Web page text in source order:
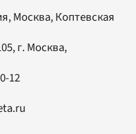
Москва, Коптевская
, г. Москва,
12